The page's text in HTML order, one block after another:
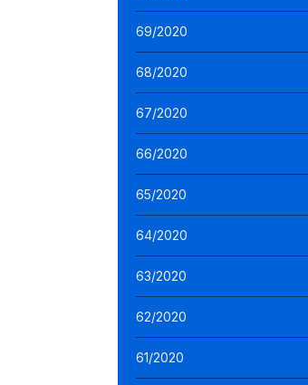
69/2020
68/2020
67/2020
66/2020
65/2020
64/2020
63/2020
62/2020
61/2020